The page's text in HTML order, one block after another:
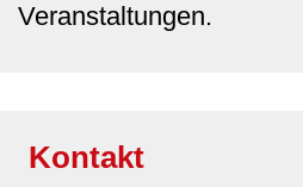
Veranstaltungen.
Kontakt